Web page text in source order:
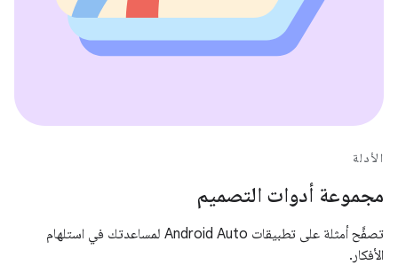
الأدلة
مجموعة أدوات التصميم
تصفَّح أمثلة على تطبيقات Android Auto لمساعدتك في استلهام
الأفكار.